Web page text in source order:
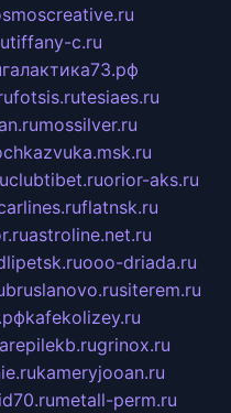
tiffany-c.ru
галактика73.рф
fotsis.rutesiaes.ru
mossilver.ru
clubtibet.ruorior-aks.ru
flatnsk.ru
astroline.net.ru
ooo-driada.ru
bruslanovo.rusiterem.ru
kafekolizey.ru
grinox.ru
kameryjooan.ru
metall-perm.ru